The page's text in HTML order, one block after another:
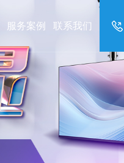
服务案例 联系我们